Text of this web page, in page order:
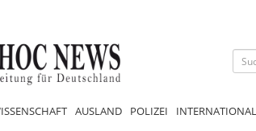
AUSLAND POLIZEI INTERNATIONAL